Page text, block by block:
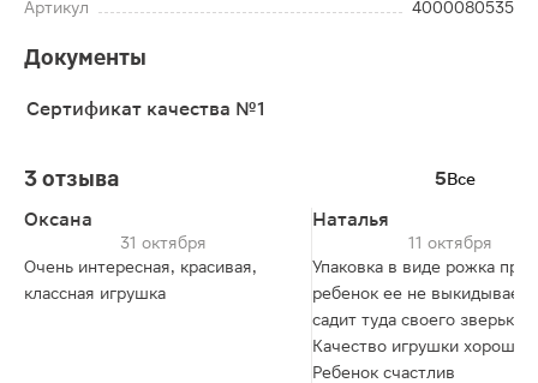
Артикул 4000080535
Документы
Сертификат качества №1
3 отзыва 5Все
Оксана
31 октября
Очень интересная, красивая,
классная игрушка
Наталья
11 октября
Упаковка в виде рожка
ребенок ее не выкидывает,
садит туда своего зверька.
Качество игрушки хорошее.
Ребенок счастлив